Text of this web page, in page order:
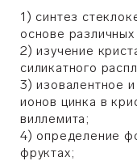
1) синтез
основе
2) изучение
силикатного
3) изовалентное
ионов цинка в
виллемита;
4) определение
фруктах;